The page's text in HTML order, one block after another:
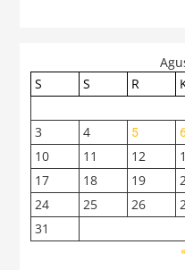
S
S R
3
4 5
10
11 12
17
18 19
24
25 26
31